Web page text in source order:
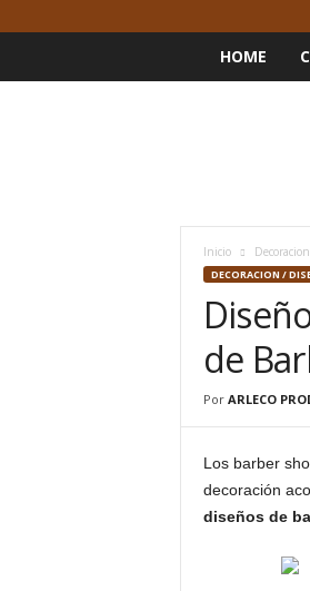
HOME
Inicio
DECORACION /
de
Por ARLECO
Los barber
decoración
diseños de